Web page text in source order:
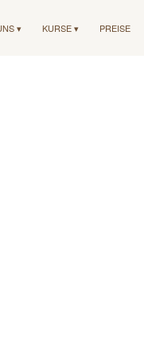
▾ KURSE ▾ PREISE